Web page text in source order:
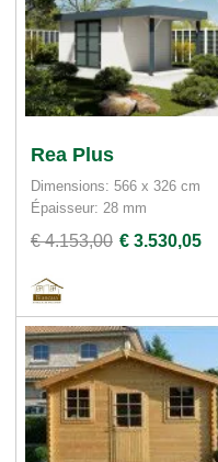
Rea Plus
Dimensions: 566 x 326 cm
Épaisseur: 28 mm
€ 4.153,00 € 3.530,05